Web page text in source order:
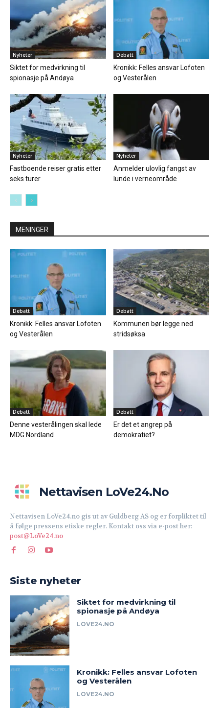
Nyheter
Siktet for medvirkning til
spionasje på Andøya
Debatt
Kronikk: Felles ansvar Lofoten
og Vesterålen
Nyheter
Fastboende reiser gratis etter
seks turer
Nyheter
Anmelder ulovlig fangst av
lunde i verneområde
MENINGER
Debatt
Kronikk: Felles ansvar Lofoten
og Vesterålen
Debatt
Kommunen bør legge ned
stridsøksa
Debatt
Denne vesterålingen skal lede
MDG Nordland
Debatt
Er det et angrep på
demokratiet?
Nettavisen LoVe24.no
Nettavisen LoVe24.no gis ut av Guldberg AS og er forpliktet til
å følge pressens etiske regler. Kontakt oss via e-post her:
post@LoVe24.no
Siste nyheter
Siktet for medvirkning til
spionasje på Andøya
LOVE24.NO
Kronikk: Felles ansvar Lofoten
og Vesterålen
LOVE24.NO